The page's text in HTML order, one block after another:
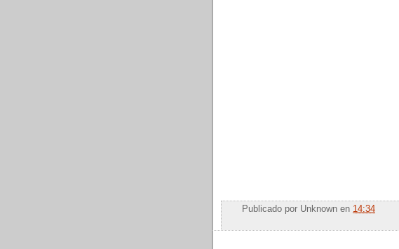
Publicado por Unknown en 14:34